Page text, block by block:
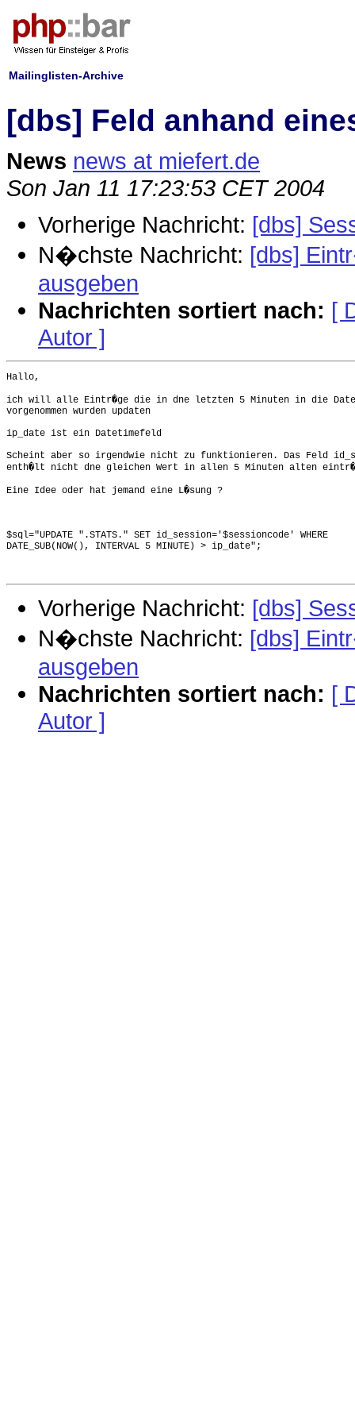
Mailinglisten-Archive
[dbs] Feld anhand
News news at miefert.de
Son Jan 11 17:23:53 CET 2004
Vorherige Nachricht: [dbs]
N�chste Nachricht: [dbs]
ausgeben
Nachrichten sortiert nach: [
Autor ]
Hallo,
ich will alle Eintr�ge die in dne letzten 5 Minuten in die
vorgenommen wurden updaten
ip_date ist ein Datetimefeld
Scheint aber so irgendwie nicht zu funktionieren. Das Feld
enth�lt nicht dne gleichen Wert in allen 5 Minuten alten
Eine Idee oder hat jemand eine L�sung ?
$sql="UPDATE ".STATS." SET id_session='$sessioncode' WHERE
DATE_SUB(NOW(), INTERVAL 5 MINUTE) > ip_date";
Vorherige Nachricht: [dbs]
N�chste Nachricht: [dbs]
ausgeben
Nachrichten sortiert nach: [
Autor ]